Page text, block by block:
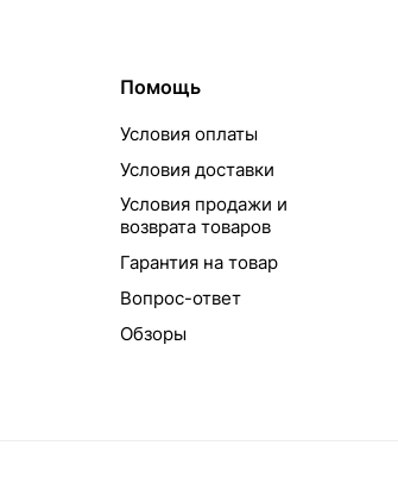
Помощь
Условия оплаты
Условия доставки
Условия продажи и
возврата товаров
Гарантия на товар
Вопрос-ответ
Обзоры